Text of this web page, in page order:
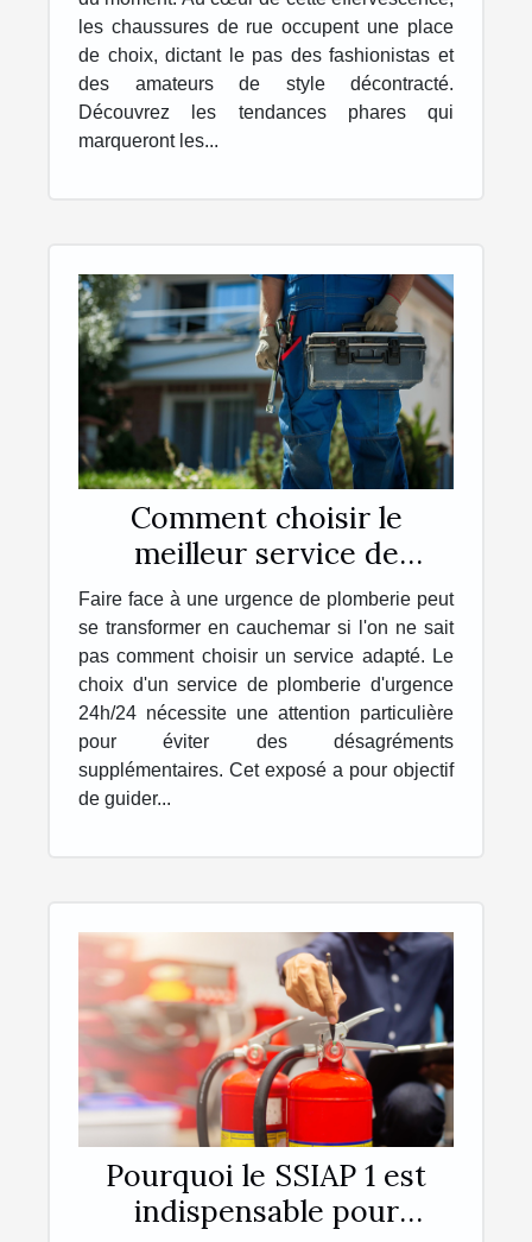
les chaussures de rue occupent une place
de choix, dictant le pas des fashionistas et
des amateurs de style décontracté.
Découvrez les tendances phares qui
marqueront les...
Comment choisir le
meilleur service de
plomberie d'urgence
24h/24
Faire face à une urgence de plomberie peut
se transformer en cauchemar si l'on ne sait
pas comment choisir un service adapté. Le
choix d'un service de plomberie d'urgence
24h/24 nécessite une attention particulière
pour éviter des désagréments
supplémentaires. Cet exposé a pour objectif
de guider...
Pourquoi le SSIAP 1 est
indispensable pour